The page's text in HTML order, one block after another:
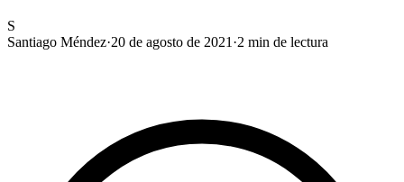
S
Santiago Méndez·20 de agosto de 2021 ·2 min de lectura